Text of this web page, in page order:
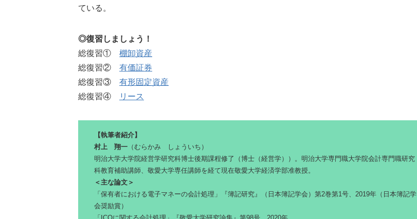
ている。
◎復習しましょう！
総復習① 棚卸資産
総復習② 有価証券
総復習③ 有形固定資産
総復習④
リース
【執筆者紹介】
村上 翔一（むらかみ しょういち）
明治大学大学院経営学研究科博士後期課程修了（博士（経営学））。明治大学専門職大学院会計専門職研究
科教育補助講師、敬愛大学専任講師を経て現在敬愛大学経済学部准教授。
＜主な論文＞
「保有者における電子マネーの会計処理」『簿記研究』（日本簿記学会）第2巻第1号、2019年（日本簿記学
会奨励賞）